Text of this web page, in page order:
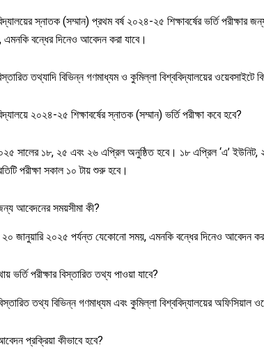
স্নাতক (সম্মান) প্রথম বর্ষ ২০২৪-২৫ শিক্ষাবর্ষের ভর্তি পরীক্ষার
বন্ধের দিনেও আবেদন করা যাবে।
তথ্যাদি বিভিন্ন গণমাধ্যম ও কুমিল্লা বিশ্ববিদ্যালয়ের ওয়েবসাইটে
২০২৪-২৫ শিক্ষাবর্ষের স্নাতক (সম্মান) ভর্তি পরীক্ষা কবে হবে?
সালের ১৮, ২৫ এবং ২৬ এপ্রিল অনুষ্ঠিত হবে। ১৮ এপ্রিল ‘এ’ ইউনিট,
পরীক্ষা সকাল ১০ টায় শুরু হবে।
জন্য আবেদনের সময়সীমা কী?
২০ জানুয়ারি ২০২৫ পর্যন্ত যেকোনো সময়, এমনকি বন্ধের দিনেও আবেদন
ভর্তি পরীক্ষার বিস্তারিত তথ্য পাওয়া যাবে?
তথ্য বিভিন্ন গণমাধ্যম এবং কুমিল্লা বিশ্ববিদ্যালয়ের অফিসিয়াল
প্রক্রিয়া কীভাবে হবে?